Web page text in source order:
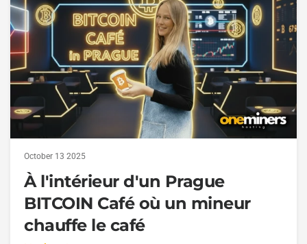
October 13 2025
À l'intérieur d'un Prague
BITCOIN Café où un mineur
chauffe le café